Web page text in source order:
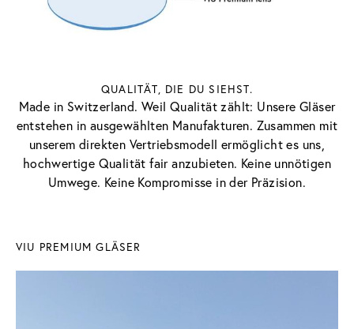
QUALITÄT, DIE DU SIEHST.
Made in Switzerland. Weil Qualität zählt: Unsere Gläser
entstehen in ausgewählten Manufakturen. Zusammen mit
unserem direkten Vertriebsmodell ermöglicht es uns,
hochwertige Qualität fair anzubieten. Keine unnötigen
Umwege. Keine Kompromisse in der Präzision.
VIU PREMIUM GLÄSER